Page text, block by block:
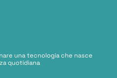
una tecnologia che nasce
quotidiana